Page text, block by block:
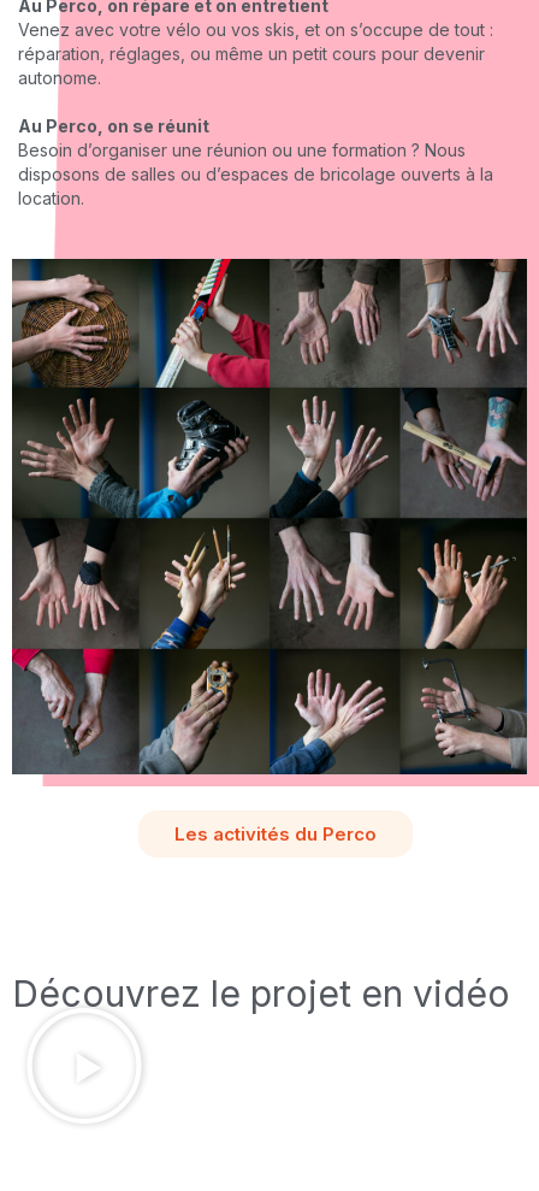
Au Perco, on répare et on entretient
Venez avec votre vélo ou vos skis, et on s’occupe de tout :
réparation, réglages, ou même un petit cours pour devenir
autonome.
Au Perco, on se réunit
Besoin d’organiser une réunion ou une formation ? Nous
disposons de salles ou d’espaces de bricolage ouverts à la
location.
Les activités du Perco
Découvrez le projet en vidéo